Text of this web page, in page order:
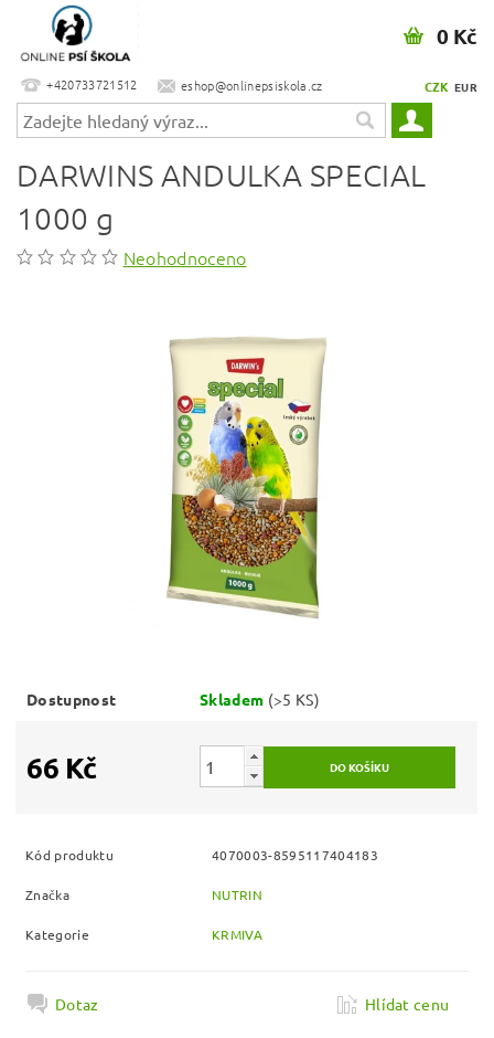
+420733721512 eshop@onlinepsiskola.cz CZK EUR
0 Kč
DARWINS ANDULKA SPECIAL
1000 g
Neohodnoceno
Dostupnost Skladem (>5 KS)
66 Kč
Kód produktu 4070003-8595117404183
Značka NUTRIN
Kategorie KRMIVA
Dotaz Hlídat cenu